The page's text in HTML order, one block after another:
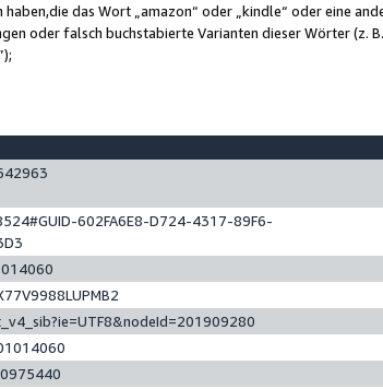
das Wort „amazon“ oder „kindle“ oder eine
oder falsch buchstabierte Varianten dieser Wörter (z.
602FA6E8-D724-4317-89F6-